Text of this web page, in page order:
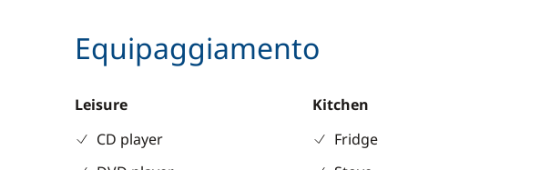
Equipaggiamento
Leisure
CD player
Kitchen
Fridge